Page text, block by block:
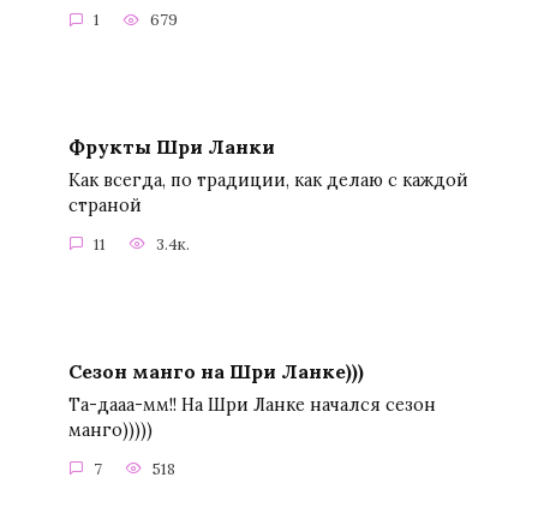
1 679
Фрукты Шри Ланки
Как всегда, по традиции, как делаю с каждой
страной
11 3.4к.
Сезон манго на Шри Ланке)))
Та-дааа-мм!! На Шри Ланке начался сезон
манго)))))
7 518